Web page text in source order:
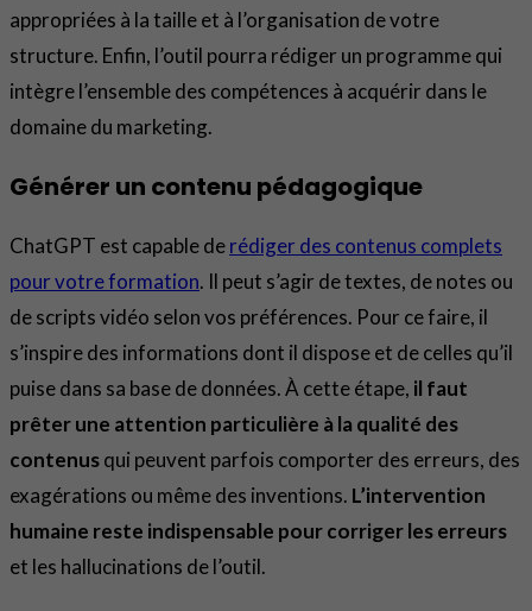
appropriées à la taille et à l’organisation de votre
structure. Enfin, l’outil pourra rédiger un programme qui
intègre l’ensemble des compétences à acquérir dans le
domaine du marketing.
Générer un contenu pédagogique
ChatGPT est capable derédiger des contenus complets
pour votre formation. Il peut s’agir de textes, de notes ou
de scripts vidéo selon vos préférences. Pour ce faire, il
s’inspire des informations dont il dispose et de celles qu’il
puise dans sa base de données. À cette étape, il faut
prêter une attention particulière à la qualité des
contenusqui peuvent parfois comporter des erreurs, des
exagérations ou même des inventions. L’intervention
humaine reste indispensable pour corriger les erreurs
et les hallucinations de l’outil.